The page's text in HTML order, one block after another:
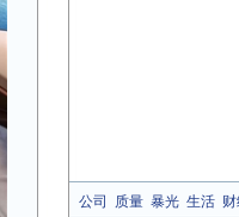
公司 质量 暴光 生活